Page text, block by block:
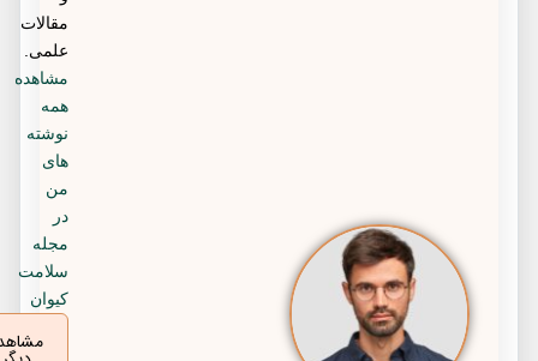
مقالات
علمی.
مشاهده
نوشته
سلامت
کیوان
مشاهده